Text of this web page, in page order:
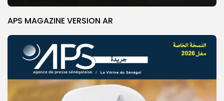
APS MAGAZINE VERSION AR